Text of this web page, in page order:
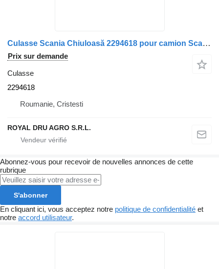
Culasse Scania Chiuloasă 2294618 pour camion Scania
Prix sur demande
Culasse
2294618
Roumanie, Cristesti
ROYAL DRU AGRO S.R.L.
Abonnez-vous pour recevoir de nouvelles annonces de cette
rubrique
S'abonner
En cliquant ici, vous acceptez notre politique de confidentialité et
notre accord utilisateur.